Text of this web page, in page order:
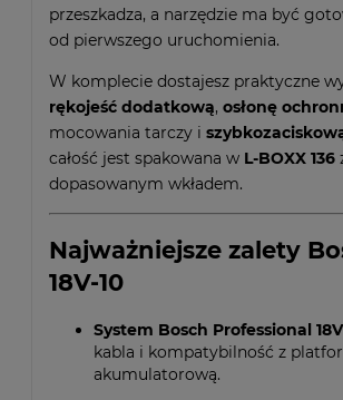
przeszkadza, a narzędzie ma być
od pierwszego uruchomienia.
W komplecie dostajesz praktyczne
rękojeść dodatkową, osłonę
mocowania tarczy i
całość jest spakowana w L-BOXX 136
dopasowanym wkładem.
Najważniejsze zalety
18V-10
System Bosch Professional 18V
kabla i kompatybilność z
akumulatorową.